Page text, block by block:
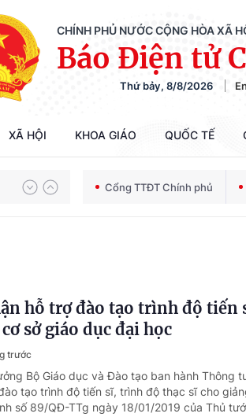
CHÍNH PHỦ NƯỚC CỘNG HÒA XÃ
Báo Điện tử
Thứ bảy, 8/8/2026
XÃ HỘI KHOA GIÁO QUỐC TẾ
và xác định danh tính hài cốt liệt sĩ
và xác định danh tính hài cốt liệt sĩ
Cổng TTĐT Chính phủ
hỗ trợ đào tạo trình độ tiến
sở giáo dục đại học
trước
Bộ Giáo dục và Đào tạo ban hành Thông
tạo trình độ tiến sĩ, trình độ thạc sĩ cho
số 89/QĐ-TTg ngày 18/01/2019 của Thủ